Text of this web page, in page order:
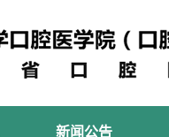
新闻公告